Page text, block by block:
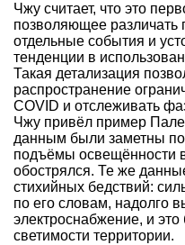
Чжу считает, что это
позволяющее различать
отдельные события и
тенденции в
Такая детализация
распространение
COVID и отслеживать
Чжу привёл пример
данным были заметны
подъёмы освещённости
обострялся. Те же
стихийных бедствий:
по его словам, надолго
электроснабжение, и
светимости территории.